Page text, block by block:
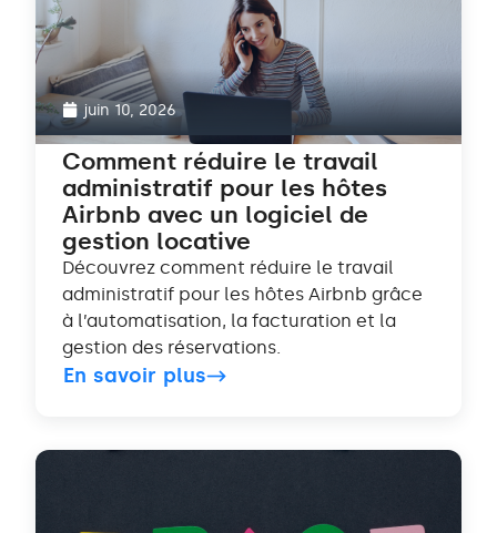
juin 10, 2026
Comment réduire le travail
administratif pour les hôtes
Airbnb avec un logiciel de
gestion locative
Découvrez comment réduire le travail
administratif pour les hôtes Airbnb grâce
à l’automatisation, la facturation et la
gestion des réservations.
En savoir plus